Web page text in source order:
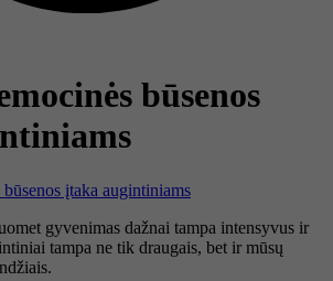
būsenos
gyvenimas dažnai tampa intensyvus ir
tampa ne tik draugais, bet ir mūsų